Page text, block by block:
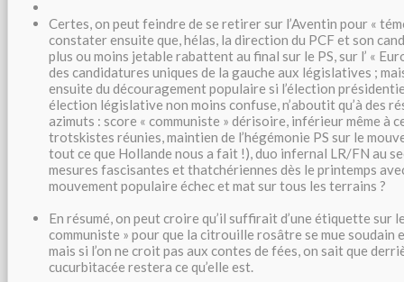
Certes, on peut feindre de se retirer sur l’Aventin pour «
constater ensuite que, hélas, la direction du PCF et son
plus ou moins jetable rabattent au final sur le PS, sur l’ «
des candidatures uniques de la gauche aux législatives ;
ensuite du découragement populaire si l’élection
élection législative non moins confuse, n’aboutit qu’à des
azimuts : score « communiste » dérisoire, inférieur même à
trotskistes réunies, maintien de l’hégémonie PS sur le
tout ce que Hollande nous a fait !), duo infernal LR/FN au
mesures fascisantes et thatchériennes dès le printemps
mouvement populaire échec et mat sur tous les terrains ?
En résumé, on peut croire qu’il suffirait d’une étiquette sur
communiste » pour que la citrouille rosâtre se mue soudain
mais si l’on ne croit pas aux contes de fées, on sait que
cucurbitacée restera ce qu’elle est.